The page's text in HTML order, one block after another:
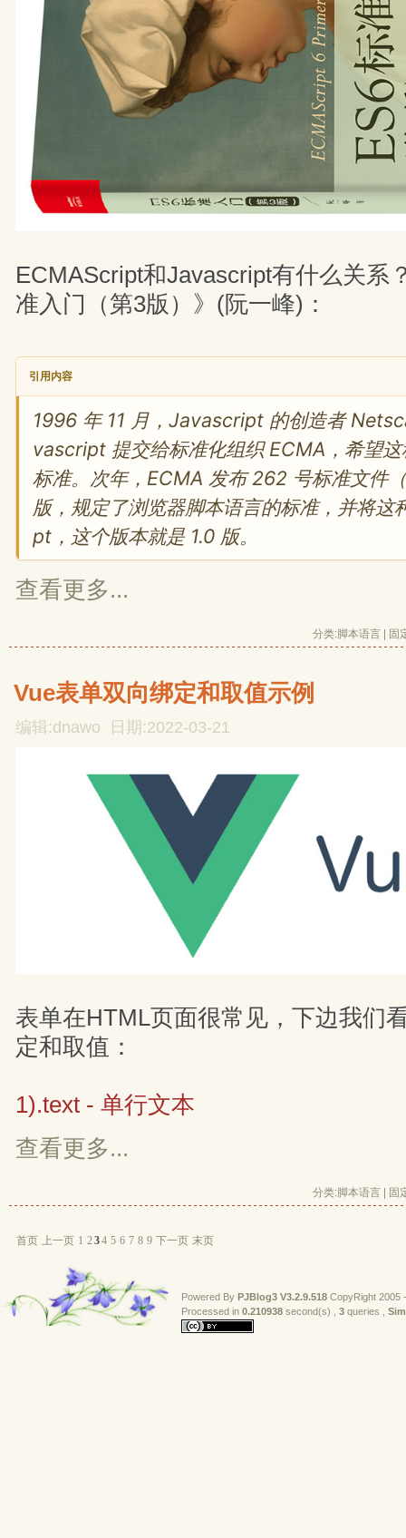
ECMAScript和Javascript有什么关系
准入门（第3版）》(阮一峰)：
引用内容
1996 年 11 月，Javascript 的创造者
vascript 提交给标准化组织 ECMA，希望
标准。次年，ECMA 发布 262 号标准文件
版，规定了浏览器脚本语言的标准，并将这
pt，这个版本就是 1.0 版。
查看更多...
分类:脚本语言 固
Vue表单双向绑定和取值示例
编辑:dnawo 日期:2022-03-21
表单在HTML页面很常见，下边我们
定和取值：
1).text - 单行文本
查看更多...
分类:脚本语言 固
首页 上一页 1 234 5 6 7 8 9 下一页 末页
Powered By PJBlog3 V3.2.9.518 CopyRight 2005
Processed in 0.210938 second(s) , 3 queries ,